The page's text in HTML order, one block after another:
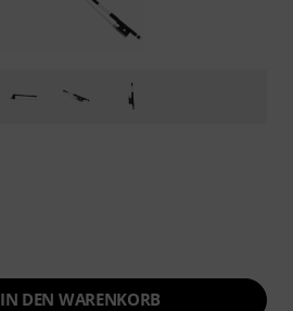
IN DEN WARENKORB